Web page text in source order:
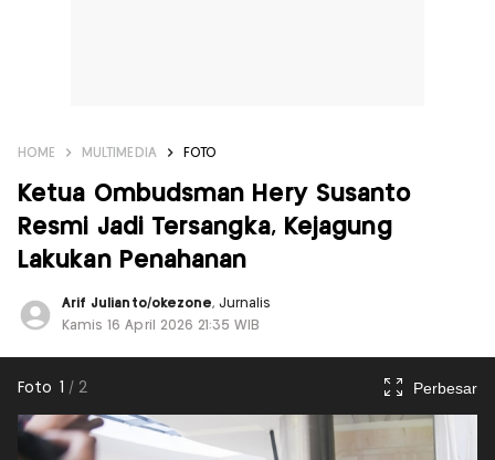
HOME MULTIMEDIA FOTO
Ketua Ombudsman Hery Susanto
Resmi Jadi Tersangka, Kejagung
Lakukan Penahanan
Arif Julianto/okezone, Jurnalis
Kamis 16 April 2026 21:35 WIB
Foto 1 / 2 Perbesar